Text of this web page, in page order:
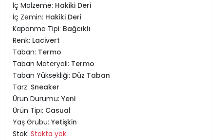
İç Malzeme: Hakiki Deri
İç Zemin: Hakiki Deri
Kapanma Tipi: Bağcıklı
Renk: Lacivert
Taban: Termo
Taban Materyali: Termo
Taban Yüksekliği: Düz Taban
Tarz: Sneaker
Ürün Durumu: Yeni
Ürün Tipi: Casual
Yaş Grubu: Yetişkin
Stok: Stokta yok